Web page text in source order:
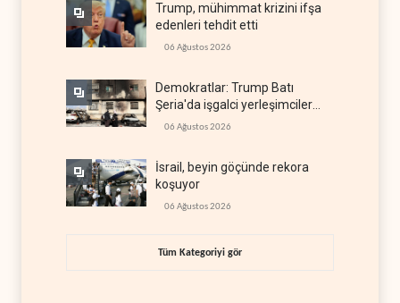
Trump, mühimmat krizini ifşa
edenleri tehdit etti
06 Ağustos 2026
Demokratlar: Trump Batı
Şeria'da işgalci yerleşimcilere
cezasızlık sağladı
06 Ağustos 2026
İsrail, beyin göçünde rekora
koşuyor
06 Ağustos 2026
Tüm Kategoriyi gör